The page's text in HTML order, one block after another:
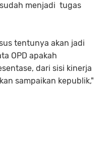
menjadi tugas
tentunya akan jadi
OPD apakah
dari sisi kinerja
sampaikan kepublik,"